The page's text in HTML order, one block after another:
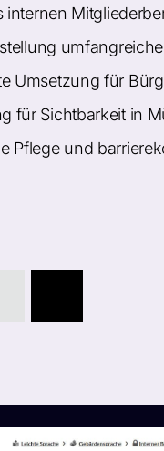
internen
Umsetzung für
für Sichtbarkeit in
Pflege und